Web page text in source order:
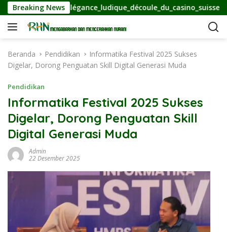
a
Breaking News
Beranda Pendidikan
Informatika Festival 2025 Sukses
Digelar, Dorong Penguatan Skill Digital Generasi Muda
Pendidikan
Informatika Festival 2025 Sukses
Digelar, Dorong Penguatan Skill
Digital Generasi Muda
Admin
22 Desember 2025